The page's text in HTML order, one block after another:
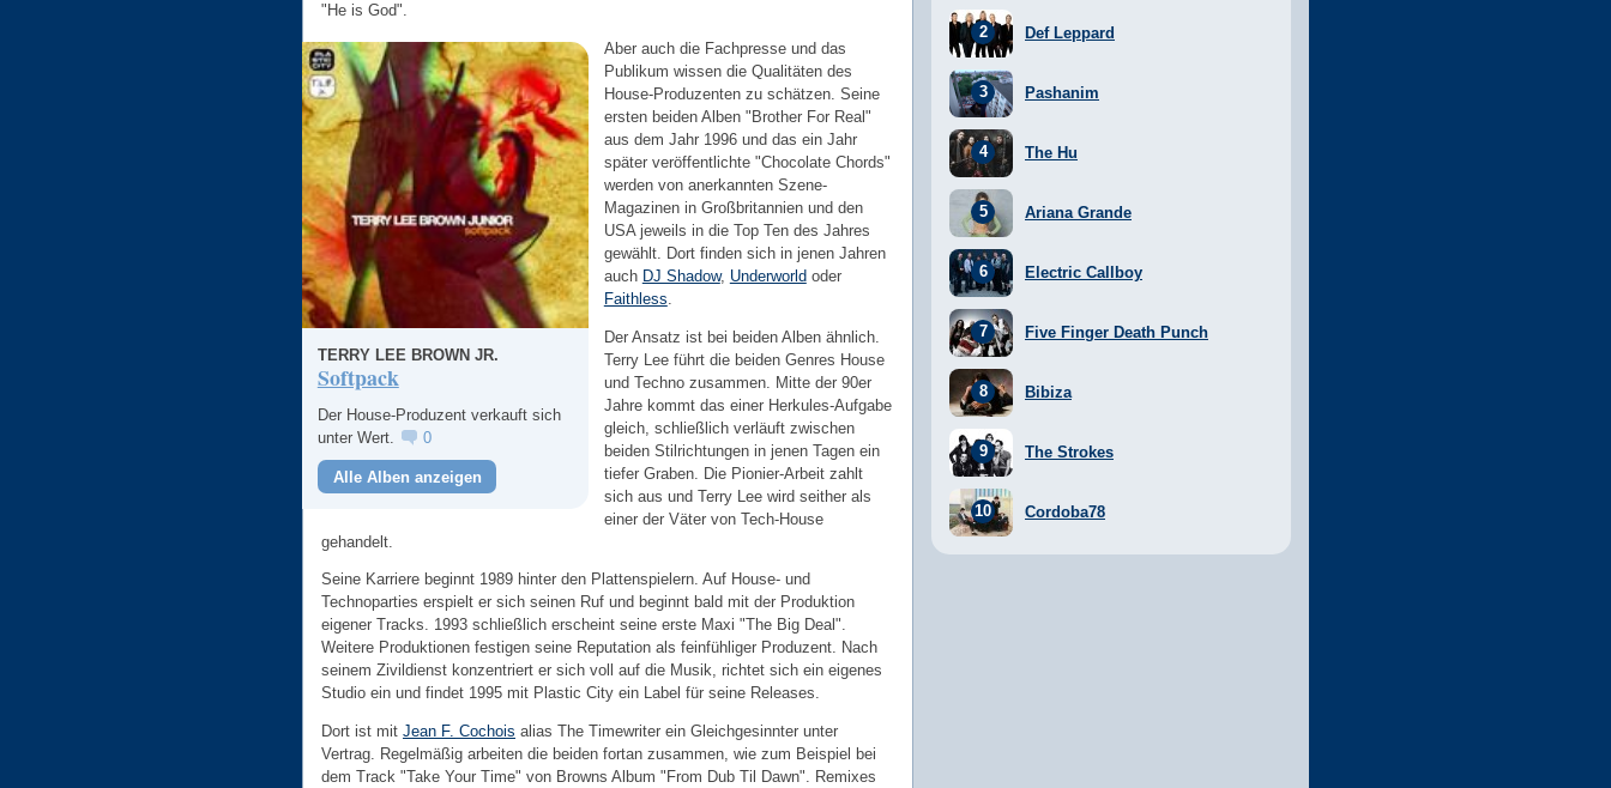
"He is God".
TERRY LEE BROWN JR.
Softpack
Der House-Produzent verkauft sich
unter Wert.
0
Alle Alben anzeigen
Aber auch die Fachpresse und das
Publikum wissen die Qualitäten des
House-Produzenten zu schätzen. Seine
ersten beiden Alben "Brother For Real"
aus dem Jahr 1996 und das ein Jahr
später veröffentlichte "Chocolate Chords"
werden von anerkannten Szene-
Magazinen in Großbritannien und den
USA jeweils in die Top Ten des Jahres
gewählt. Dort finden sich in jenen Jahren
auch DJ Shadow, Underworld oder
Faithless
Der Ansatz ist bei beiden Alben ähnlich.
Terry Lee führt die beiden Genres House
und Techno zusammen. Mitte der 90er
Jahre kommt das einer Herkules-Aufgabe
gleich, schließlich verläuft zwischen
beiden Stilrichtungen in jenen Tagen ein
tiefer Graben. Die Pionier-Arbeit zahlt
sich aus und Terry Lee wird seither als
einer der Väter von Tech-House
gehandelt.
Seine Karriere beginnt 1989 hinter den Plattenspielern. Auf House- und
Technoparties erspielt er sich seinen Ruf und beginnt bald mit der Produktion
eigener Tracks. 1993 schließlich erscheint seine erste Maxi "The Big Deal".
Weitere Produktionen festigen seine Reputation als feinfühliger Produzent. Nach
seinem Zivildienst konzentriert er sich voll auf die Musik, richtet sich ein eigenes
Studio ein und findet 1995 mit Plastic City ein Label für seine Releases.
Dort ist mit Jean F. Cochois alias The Timewriter ein Gleichgesinnter unter
Vertrag. Regelmäßig arbeiten die beiden fortan zusammen, wie zum Beispiel bei
dem Track "Take Your Time" von Browns Album "From Dub Til Dawn". Remixes
Def Leppard
Pashanim
The Hu
Ariana Grande
Electric Callboy
Five Finger Death Punch
Bibiza
The Strokes
Cordoba78